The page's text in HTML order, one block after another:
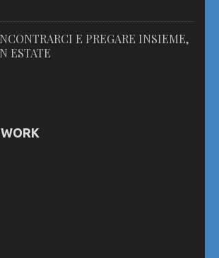
E PREGARE INSIEME,
ESTATE